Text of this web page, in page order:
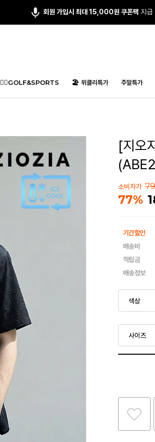
회원 가입시 최대 15,000원 쿠폰팩 지급
🏌️‍♂️GOLF&SPORTS 🏖️ 위클리특가 주말특가
[지오
소비자가
77%
기간할인
배송비
적립금
배송정보